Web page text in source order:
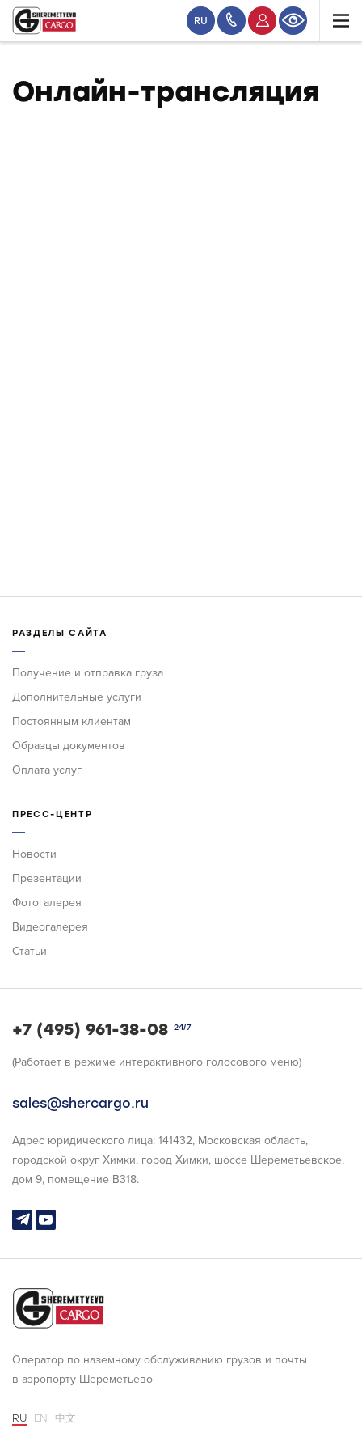
RU
Онлайн-трансляция
РАЗДЕЛЫ САЙТА
Получение и отправка груза
Дополнительные услуги
Постоянным клиентам
Образцы документов
Оплата услуг
ПРЕСС-ЦЕНТР
Новости
Презентации
Фотогалерея
Видеогалерея
Статьи
+7 (495) 961-38-08 24/7
(Работает в режиме интерактивного голосового меню)
sales@shercargo.ru
Адрес юридического лица: 141432, Московская область,
городской округ Химки, город Химки, шоссе Шереметьевское,
дом 9, помещение В318.
Оператор по наземному обслуживанию грузов и почты
в аэропорту Шереметьево
RU EN 中文